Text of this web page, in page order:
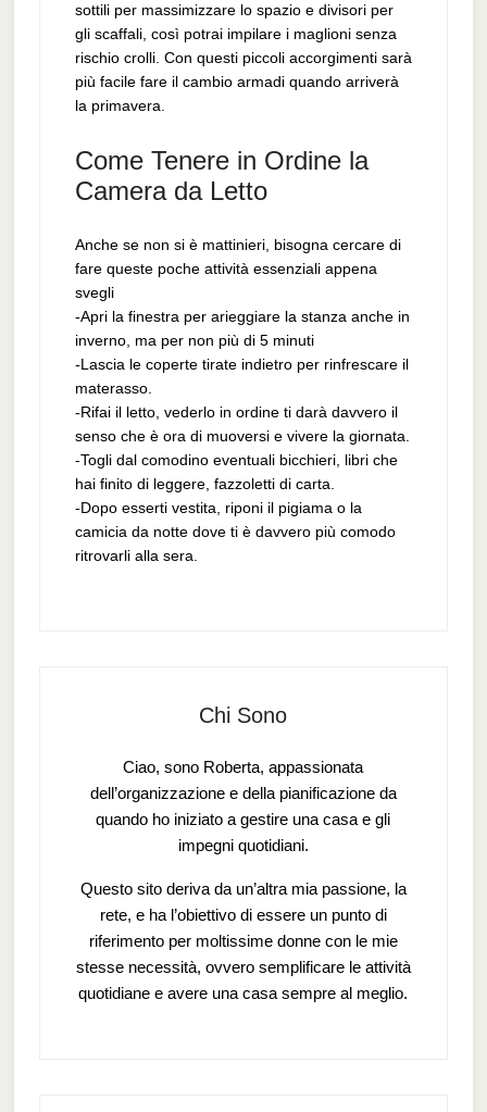
sottili per massimizzare lo spazio e divisori per
gli scaffali, così potrai impilare i maglioni senza
rischio crolli. Con questi piccoli accorgimenti sarà
più facile fare il cambio armadi quando arriverà
la primavera.
Come Tenere in Ordine la
Camera da Letto
Anche se non si è mattinieri, bisogna cercare di
fare queste poche attività essenziali appena
svegli
-Apri la finestra per arieggiare la stanza anche in
inverno, ma per non più di 5 minuti
-Lascia le coperte tirate indietro per rinfrescare il
materasso.
-Rifai il letto, vederlo in ordine ti darà davvero il
senso che è ora di muoversi e vivere la giornata.
-Togli dal comodino eventuali bicchieri, libri che
hai finito di leggere, fazzoletti di carta.
-Dopo esserti vestita, riponi il pigiama o la
camicia da notte dove ti è davvero più comodo
ritrovarli alla sera.
Chi Sono
Ciao, sono Roberta, appassionata
dell’organizzazione e della pianificazione da
quando ho iniziato a gestire una casa e gli
impegni quotidiani.
Questo sito deriva da un’altra mia passione, la
rete, e ha l’obiettivo di essere un punto di
riferimento per moltissime donne con le mie
stesse necessità, ovvero semplificare le attività
quotidiane e avere una casa sempre al meglio.